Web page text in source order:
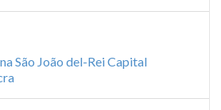
São João del-Rei Capital